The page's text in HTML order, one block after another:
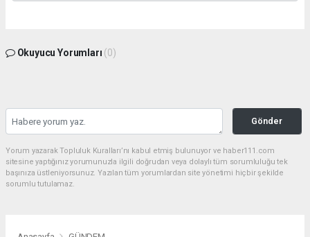
Okuyucu Yorumları (0)
Gönder
Yorum yazarak Topluluk Kuralları’nı kabul etmiş bulunuyor ve haber111.com
sitesine yaptığınız yorumunuzla ilgili doğrudan veya dolaylı tüm sorumluluğu tek
başınıza üstleniyorsunuz. Yazılan tüm yorumlardan site yönetimi hiçbir şekilde
sorumlu tutulamaz.